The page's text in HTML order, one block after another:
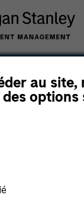
au site,
desEnergy